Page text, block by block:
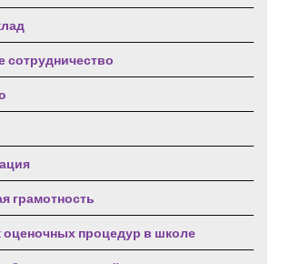
сотрудничество
грамотность
процедур в школе